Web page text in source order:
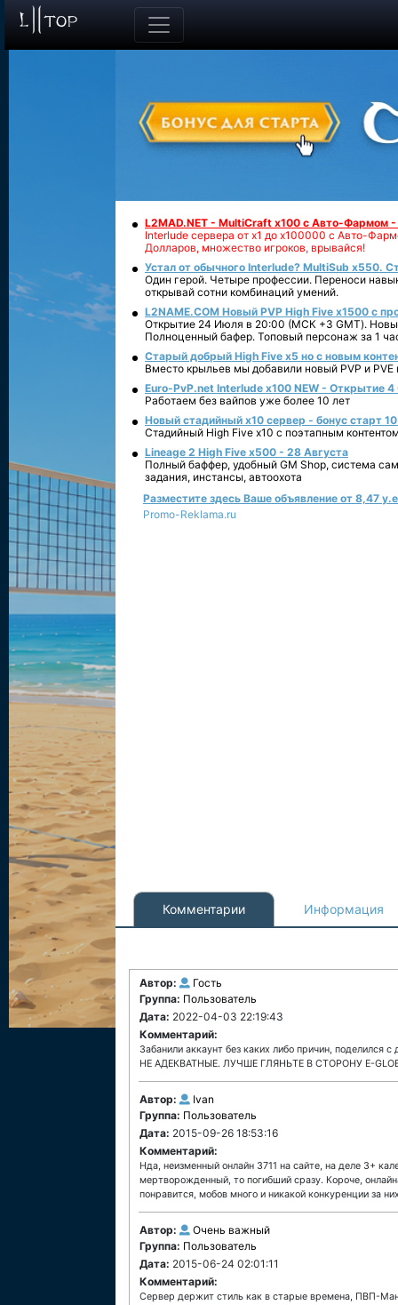
L2MAD.NET - MultiCraft x100 с Авто-Фармом
Interlude сервера от х1 до х100000 с Авто-
Долларов, множество игроков, врывайся!
Устал от обычного Interlude? MultiSub x550.
Один герой. Четыре профессии. Переноси
открывай сотни комбинаций умений.
L2NAME.COM Новый PVP High Five x1500 с
Открытие 24 Июля в 20:00 (МСК +3 GMT).
Полноценный бафер. Топовый персонаж за 1
Старый добрый High Five x5 но с новым
Вместо крыльев мы добавили новый PVP и PVE
Euro-PvP.net Interlude х100 NEW - Открытие 4
Работаем без вайпов уже более 10 лет
Новый стадийный х10 сервер - бонус старт
Стадийный High Five x10 с поэтапным
Lineage 2 High Five x500 - 28 Августа
Полный баффер, удобный GM Shop, система
задания, инстансы, автоохота
Разместите здесь Ваше объявление от 8,47
Promo-Reklama.ru
Комментарии Информация
Автор:
Гость
Группа: Пользователь
Дата: 2022-04-03 22:19:43
Комментарий:
Забанили аккаунт без каких либо причин,
НЕ АДЕКВАТНЫЕ. ЛУЧШЕ ГЛЯНЬТЕ В СТОРОНУ E-
Автор:
Ivan
Группа: Пользователь
Дата: 2015-09-26 18:53:16
Комментарий:
Нда, неизменный онлайн 3711 на сайте, на деле 3+
мертворожденный, то погибший сразу. Короче,
понравится, мобов много и никакой конкуренции за
Автор:
Очень важный
Группа: Пользователь
Дата: 2015-06-24 02:01:11
Комментарий:
Сервер держит стиль как в старые времена, ПВП-